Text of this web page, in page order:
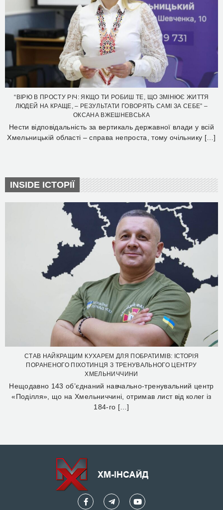
“ВІРЮ В ПРОСТУ РІЧ: ЯКЩО ТИ РОБИШ ТЕ, ЩО ЗМІНЮЄ ЖИТТЯ
ЛЮДЕЙ НА КРАЩЕ, – РЕЗУЛЬТАТИ ГОВОРЯТЬ САМІ ЗА СЕБЕ” –
ОКСАНА ВЖЕШНЕВСЬКА
Нести відповідальність за вертикаль державної влади у всій
Хмельницькій області – справа непроста, тому очільнику […]
INSIDE ІСТОРІЇ
СТАВ НАЙКРАЩИМ КУХАРЕМ ДЛЯ ПОБРАТИМІВ: ІСТОРІЯ
ПОРАНЕНОГО ПІХОТИНЦЯ З ТРЕНУВАЛЬНОГО ЦЕНТРУ
ХМЕЛЬНИЧЧИНИ
Нещодавно 143 об’єднаний навчально-тренувальний центр
«Поділля», що на Хмельниччині, отримав лист від колег із
184-го […]